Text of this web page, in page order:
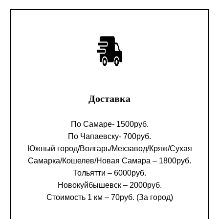
Доставка
По Самаре- 1500руб.
По Чапаевску- 700руб.
Южный город/Волгарь/Мехзавод/Кряж/Сухая
Самарка/Кошелев/Новая Самара – 1800руб.
Тольятти – 6000руб.
Новокуйбышевск – 2000руб.
Стоимость 1 км – 70руб. (За город)